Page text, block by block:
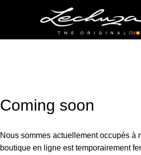
Coming soon
Nous sommes actuellement occupés à
boutique en ligne est temporairement